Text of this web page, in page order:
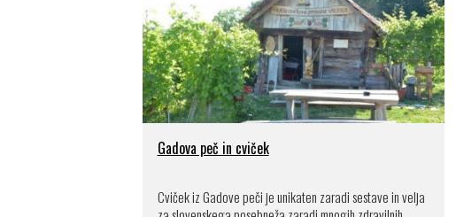
Gadova peč in cviček
Cviček iz Gadove peči je unikaten zaradi sestave in velja